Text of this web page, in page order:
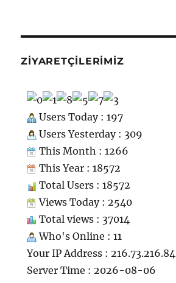
ZIYARETÇILERIMIZ
Users Today : 197
Users Yesterday : 309
This Month : 1266
This Year : 18572
Total Users : 18572
Views Today : 2540
Total views : 37014
Who's Online : 11
Your IP Address : 216.73.216.84
Server Time : 2026-08-06